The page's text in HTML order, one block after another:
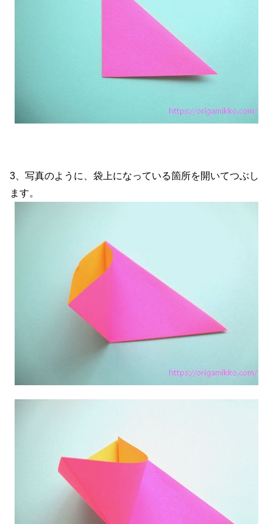
3、写真のように、袋上になっている箇所を開いてつぶし
ます。